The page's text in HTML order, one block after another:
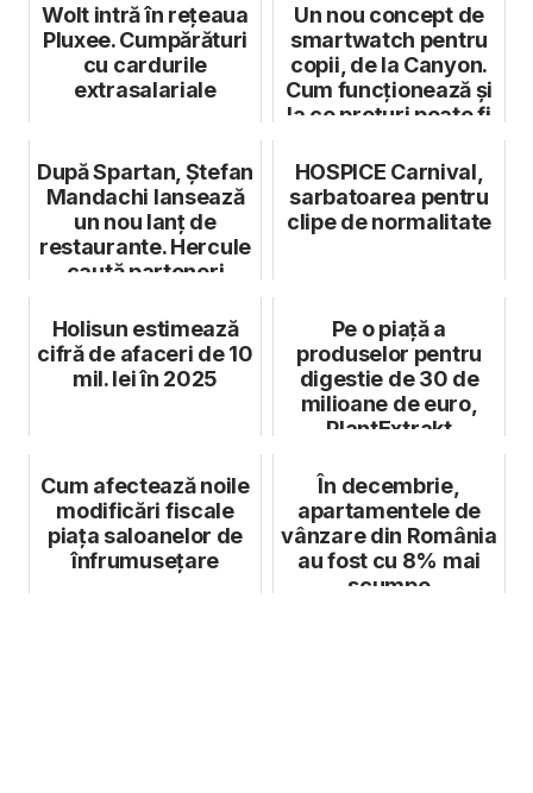
Wolt intră în rețeaua
Pluxee. Cumpărături
cu cardurile
extrasalariale
Un nou concept de
smartwatch pentru
copii, de la Canyon.
Cum funcționează și
la ce prețuri poate fi
După Spartan, Ștefan
Mandachi lansează
un nou lanț de
restaurante. Hercule
caută parteneri
HOSPICE Carnival,
sarbatoarea pentru
clipe de normalitate
Holisun estimează
cifră de afaceri de 10
mil. lei în 2025
Pe o piață a
produselor pentru
digestie de 30 de
milioane de euro,
PlantExtrakt
Cum afectează noile
modificări fiscale
piața saloanelor de
înfrumusețare
În decembrie,
apartamentele de
vânzare din România
au fost cu 8% mai
scumpe